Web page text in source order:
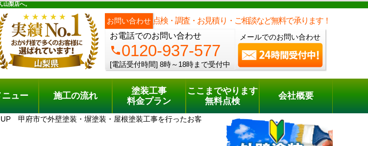
梨店へ。
お問い合わせ 点検・調査・お見積り・ご相談など無料で承ります！
お電話でのお問い合わせ
phone0120-937-577
[電話受付時間] 8時～18時まで受付中
メールでのお問い合わせ
料金プラン 無料点検
電話でのご相談 [8時～18時まで受付中]
phone0120-937-577
ュー 施工の流れ
塗装工事
料金プラン
ここまでやります
無料点検
会社概要
UP 甲府市で外壁塗装・塀塗装・屋根塗装工事を行ったお客